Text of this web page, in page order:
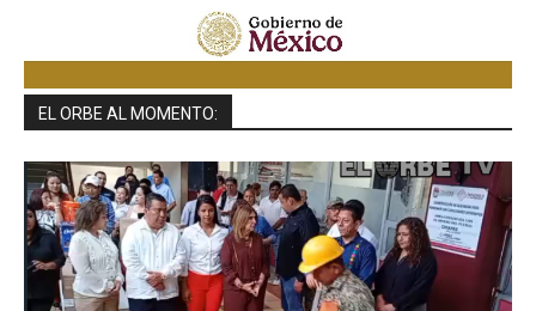
EL ORBE AL MOMENTO: